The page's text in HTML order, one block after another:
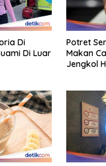
Di
Di Luar
Potret
Makan
Jengkol